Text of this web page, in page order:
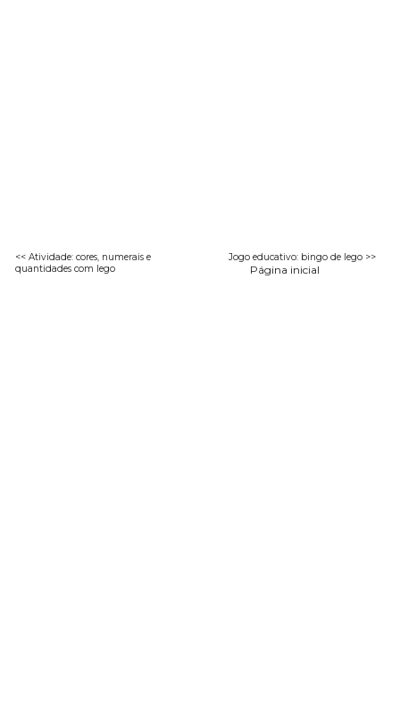
<< Atividade: cores, numerais e
quantidades com lego
Jogo educativo: bingo de lego >>
Página inicial